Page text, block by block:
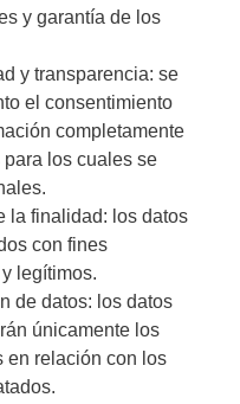
y garantía de los
y transparencia: se
el consentimiento
completamente
los cuales se
la finalidad: los datos
con fines
legítimos.
de datos: los datos
únicamente los
en relación con los